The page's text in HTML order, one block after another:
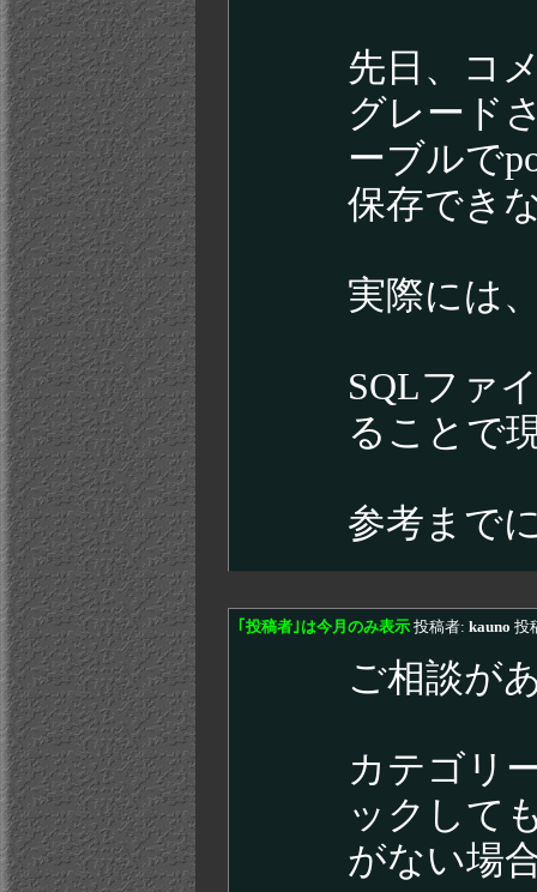
先日、コ
グレード
ーブルで
保存でき
実際には
SQLファ
ることで
参考まで
｢投稿者｣は今月のみ表示 投稿者: kauno投
ご相談が
カテゴリ
ックして
がない場